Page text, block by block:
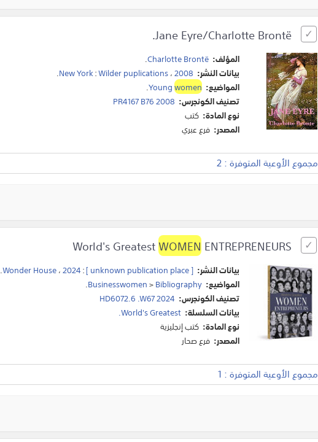
Jane Eyre/Charlotte Brontë.
المؤلف: Charlotte Brontë
.
بيانات النشر:
New York:Wilder puplications،2008
.
المواضيع:
Youngwomen
.
تصنيف الكونجرس: PR4167 B76 2008
نوع المادة: كتب
المصدر: فرع عبري
مجموع الأوعية المتوفرة : 2
WOMENENTREPRENEURS
بيانات النشر: [ unknown publication place ]
:
Wonder House،2024
.
المواضيع:
Businesswomen>Bibliography
.
تصنيف الكونجرس: HD6072.6 .W67 2024
بيانات السلسلة: World's Greatest.
نوع المادة: كتب إنجليزية
المصدر: فرع صحار
مجموع الأوعية المتوفرة : 1